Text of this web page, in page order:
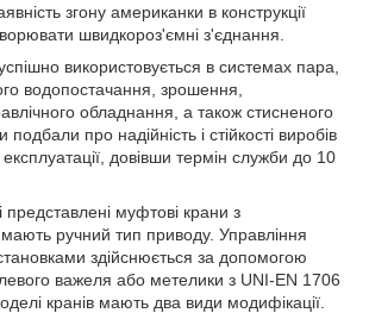
згону американки в конструкції
швидкороз'ємні з'єднання.
використовується в системах пара,
водопостачання, зрошення,
обладнання, а також стисненого
про надійність і стійкості виробів
довівши термін служби до 10
муфтові крани з
ручний тип приводу. Управління
здійснюється за допомогою
важеля або метелики з UNI-EN 1706
кранів мають два види модифікації.